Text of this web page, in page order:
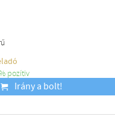
pozítiv
Irány a bolt!